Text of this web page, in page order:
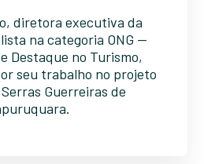
diretora executiva da
na categoria ONG —
Destaque no Turismo,
seu trabalho no projeto
Guerreiras de